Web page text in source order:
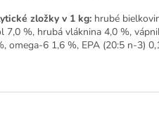
zložky v 1 kg: hrubé
7,0 %, hrubá vláknina 4,0 %,
omega-6 1,6 %, EPA (20:5 n-3)